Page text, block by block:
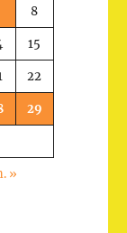
8
15
22
29
»